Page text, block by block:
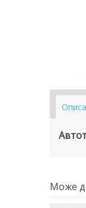
Може